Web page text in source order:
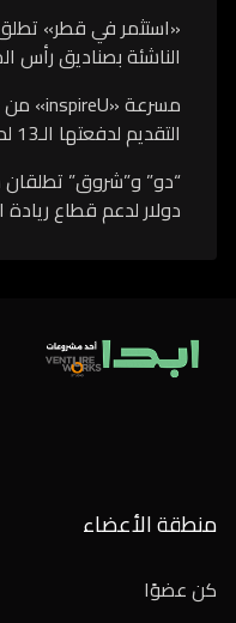
«استثمر في قطر»
الناشئة بصناديق رأس
التقديم لدفعتها الـ13 لدعم الشركات التقنية الناشئة
دولار لدعم قطاع ريادة
منطقة الأعضاء
كن عضوًا